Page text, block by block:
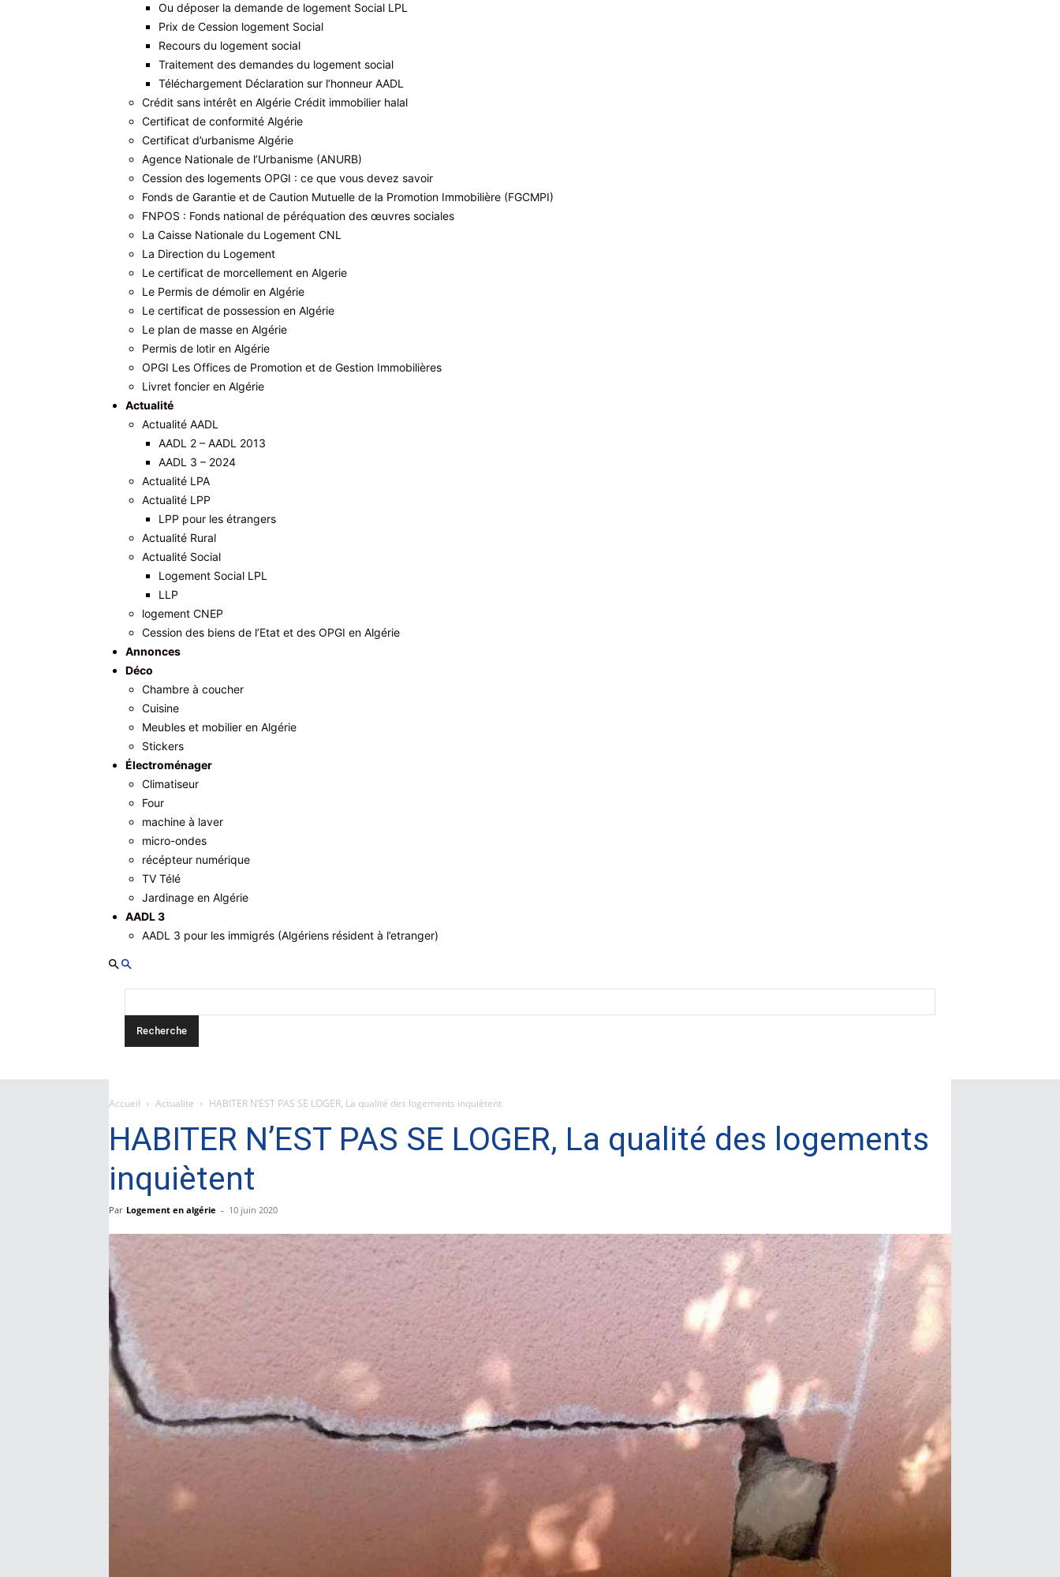
Ou déposer la demande de logement Social LPL
Prix de Cession logement Social
Recours du logement social
Traitement des demandes du logement social
Téléchargement Déclaration sur l’honneur AADL
Crédit sans intérêt en Algérie Crédit immobilier halal
Certificat de conformité Algérie
Certificat d’urbanisme Algérie
Agence Nationale de l’Urbanisme (ANURB)
Cession des logements OPGI : ce que vous devez savoir
Fonds de Garantie et de Caution Mutuelle de la Promotion Immobilière (FGCMPI)
FNPOS : Fonds national de péréquation des œuvres sociales
La Caisse Nationale du Logement CNL
La Direction du Logement
Le certificat de morcellement en Algerie
Le Permis de démolir en Algérie
Le certificat de possession en Algérie
Le plan de masse en Algérie
Permis de lotir en Algérie
OPGI Les Offices de Promotion et de Gestion Immobilières
Livret foncier en Algérie
Actualité
Actualité AADL
AADL 2 – AADL 2013
AADL 3 – 2024
Actualité LPA
Actualité LPP
LPP pour les étrangers
Actualité Rural
Actualité Social
Logement Social LPL
LLP
logement CNEP
Cession des biens de l’Etat et des OPGI en Algérie
Annonces
Déco
Chambre à coucher
Cuisine
Meubles et mobilier en Algérie
Stickers
Électroménager
Climatiseur
Four
machine à laver
micro-ondes
récépteur numérique
TV Télé
Jardinage en Algérie
AADL 3
AADL 3 pour les immigrés (Algériens résident à l’etranger)
Accueil Actualite HABITER N’EST PAS SE LOGER, La qualité des logements inquiètent
HABITER N’EST PAS SE LOGER, La qualité des logements
inquiètent
Par Logement en algérie - 10 juin 2020